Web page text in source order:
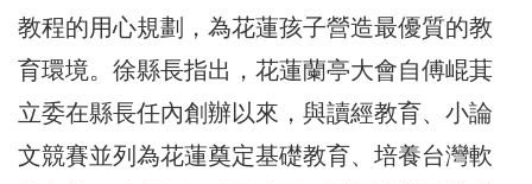
教程的用心規劃，為花蓮孩子營造最優質的教
育環境。徐縣長指出，花蓮蘭亭大會自傅崐萁
立委在縣長任內創辦以來，與讀經教育、小論
文競賽並列為花蓮奠定基礎教育、培養台灣軟